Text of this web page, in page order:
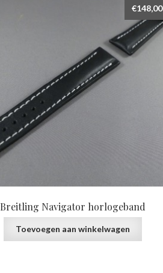
Breitling Navigator horlogeband
€148,00
Toevoegen aan winkelwagen